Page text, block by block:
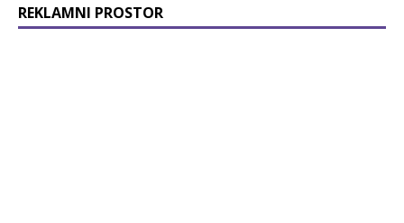
REKLAMNI PROSTOR